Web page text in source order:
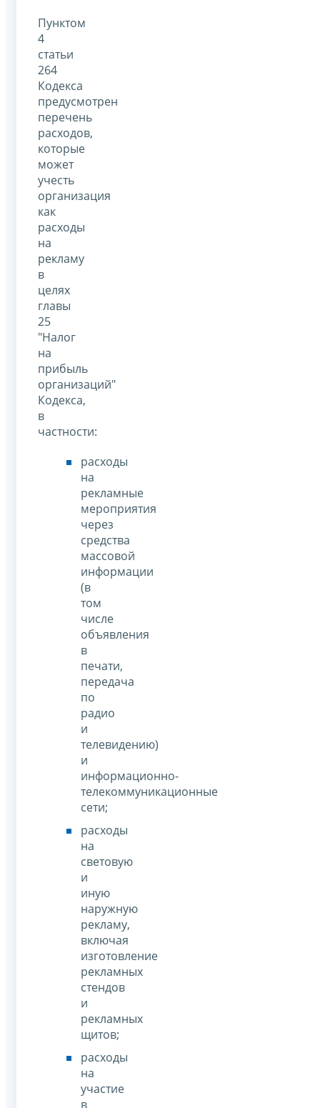
Пунктом
4
статьи
264
Кодекса
предусмотрен
перечень
расходов,
которые
может
учесть
организация
как
расходы
на
рекламу
в
целях
главы
25
"Налог
на
прибыль
организаций"
Кодекса,
в
частности:
расходы
на
рекламные
мероприятия
через
средства
массовой
информации
(в
том
числе
объявления
в
печати,
передача
по
радио
и
телевидению)
и
информационно-
телекоммуникационные
сети;
расходы
на
световую
и
иную
наружную
рекламу,
включая
изготовление
рекламных
стендов
и
рекламных
щитов;
расходы
на
участие
в